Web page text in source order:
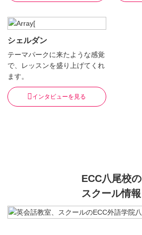
シェルダン
テーマパークに来たような感覚
で、レッスンを盛り上げてくれ
ます。
インタビューを見る
ECC八尾校の
スクール情報